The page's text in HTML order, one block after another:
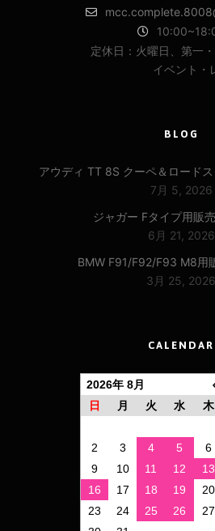
定休日：火曜日、第一
イベント・レ
BLOG
アウディ TT 8S クーペ＆ロードス
7月 5, 2026
ジャガー Fタイプ用販
6月 21, 2026
BMW F91/F92/F93 M8用
3月 25, 2026
CALENDAR
2026年 8月
日
月 火 水 木
2
3 4 5 6
9
10 11 12 13
16
17 18 19 20
23
24 25 26 27